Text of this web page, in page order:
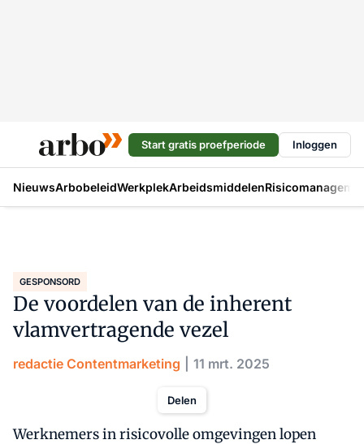
Start gratis proefperiode Inloggen
NieuwsArbobeleidWerkplekArbeidsmiddelen
GESPONSORD
De voordelen van de inherent
vlamvertragende vezel
redactie Contentmarketing 11 mrt. 2025
Delen
Werknemers in risicovolle omgevingen lopen